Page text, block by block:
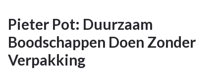
Pieter Pot: Duurzaam
Boodschappen Doen Zonder
Verpakking